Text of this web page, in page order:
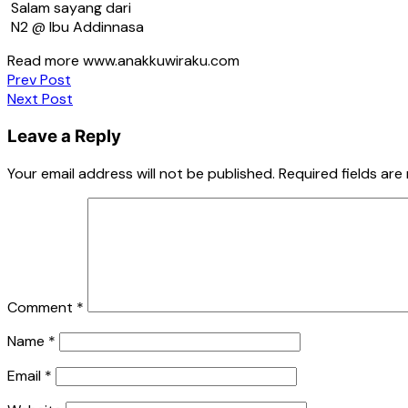
Salam sayang dari
N2 @ Ibu Addinnasa
Read more www.anakkuwiraku.com
Post
navigation
Prev Post
Next Post
Leave a Reply
Your email address will not be published. Required fields are
Comment *
Name *
Email *